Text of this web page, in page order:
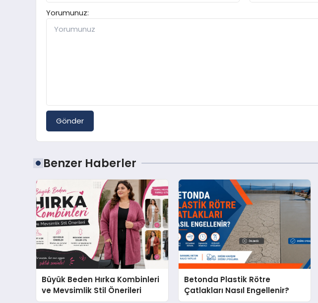
Yorumunuz:
Gönder
Benzer Haberler
Büyük Beden Hırka Kombinleri
ve Mevsimlik Stil Önerileri
Betonda Plastik Rötre
Çatlakları Nasıl Engellenir?